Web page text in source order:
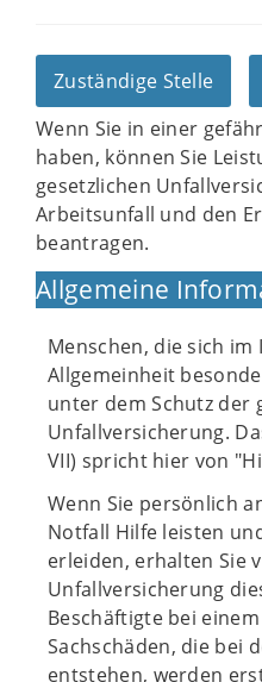
Zuständige Stelle
Wenn Sie in einer
haben, können Sie
gesetzlichen
Arbeitsunfall und den
beantragen.
Allgemeine
Menschen, die sich
Allgemeinheit
unter dem Schutz der
Unfallversicherung.
VII) spricht hier von
Wenn Sie persönlich
Notfall Hilfe leisten
erleiden, erhalten Sie
Unfallversicherung
Beschäftigte bei
Sachschäden, die bei
entstehen, werden